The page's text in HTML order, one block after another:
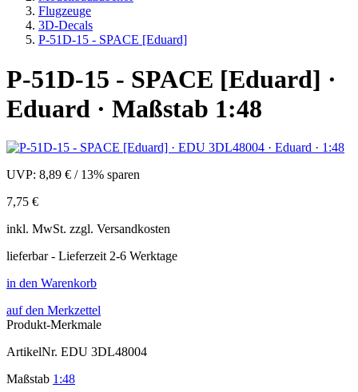
Flugzeuge
3D-Decals
P-51D-15 - SPACE [Eduard]
P-51D-15 - SPACE [Eduard] ·
Eduard · Maßstab 1:48
UVP: 8,89 € / 13% sparen
7,75 €
inkl. MwSt. zzgl. Versandkosten
lieferbar - Lieferzeit 2-6 Werktage
in den Warenkorb
auf den Merkzettel
Produkt-Merkmale
ArtikelNr. EDU 3DL48004
Maßstab 1:48